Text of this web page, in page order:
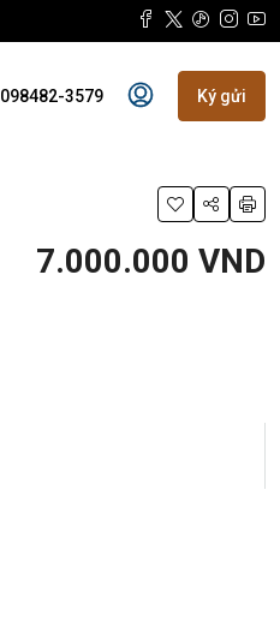
098482-3579 Ký gửi
7.000.000 VND